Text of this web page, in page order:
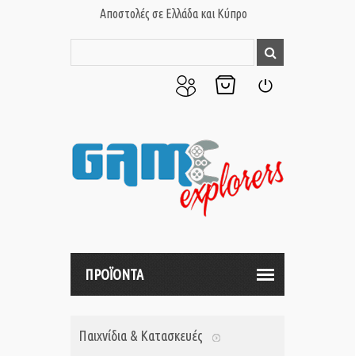
Αποστολές σε Ελλάδα και Κύπρο
μου
ΠΡΟΪΟΝΤΑ
Παιχνίδια & Κατασκευές